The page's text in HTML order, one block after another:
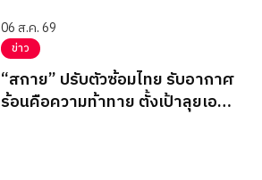
06 ส.ค. 69
ข่าว
“สกาย” ปรับตัวซ้อมไทย รับอากาศ
ร้อนคือความท้าทาย ตั้งเป้าลุยเอ